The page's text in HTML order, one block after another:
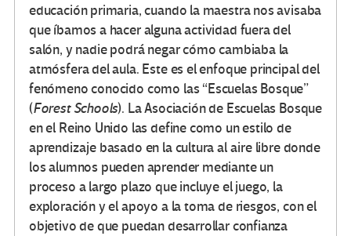
educación primaria, cuando la maestra nos avisaba
que íbamos a hacer alguna actividad fuera del
salón, y nadie podrá negar cómo cambiaba la
atmósfera del aula. Este es el enfoque principal del
fenómeno conocido como las “Escuelas Bosque”
(Forest Schools). La Asociación de Escuelas Bosque
en el Reino Unido las define como un estilo de
aprendizaje basado en la cultura al aire libre donde
los alumnos pueden aprender mediante un
proceso a largo plazo que incluye el juego, la
exploración y el apoyo a la toma de riesgos, con el
objetivo de que puedan desarrollar confianza